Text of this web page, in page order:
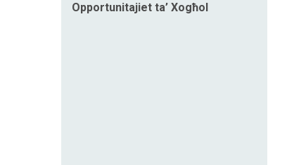
Opportunitajiet ta’ Xogħol